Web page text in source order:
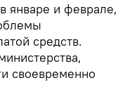
январе и феврале,
средств.
своевременно